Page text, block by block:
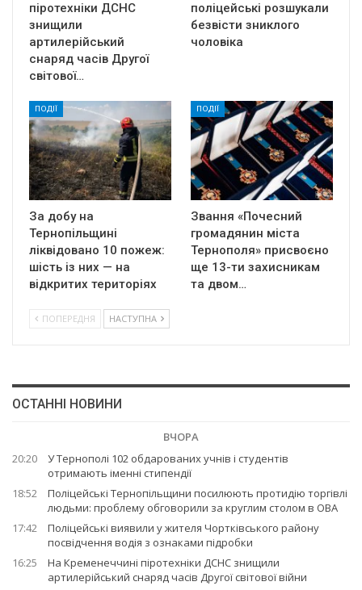
піротехніки ДСНС
знищили
артилерійський
снаряд часів Другої
світової…
поліцейські розшукали
безвісти зниклого
чоловіка
ПОДІЇ
За добу на
Тернопільщині
ліквідовано 10 пожеж:
шість із них — на
відкритих територіях
ПОДІЇ
Звання «Почесний
громадянин міста
Тернополя» присвоєно
ще 13-ти захисникам
та двом…
ПОПЕРЕДНЯ НАСТУПНА
ОСТАННІ НОВИНИ
ВЧОРА
20:20
У Тернополі 102 обдарованих учнів і студентів
отримають іменні стипендії
18:52
Поліцейські Тернопільщини посилюють протидію торгівлі
людьми: проблему обговорили за круглим столом в ОВА
17:42
Поліцейські виявили у жителя Чортківського району
посвідчення водія з ознаками підробки
16:25
На Кременеччині піротехніки ДСНС знищили
артилерійський снаряд часів Другої світової війни